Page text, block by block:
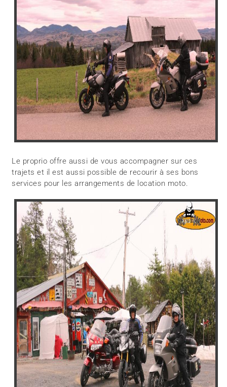
Le proprio offre aussi de vous accompagner sur ces
trajets et il est aussi possible de recourir à ses bons
services pour les arrangements de location moto.